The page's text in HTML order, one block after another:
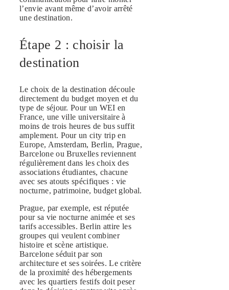
l’envie avant même d’avoir arrêté
une destination.
Étape 2 : choisir la
destination
Le choix de la destination découle
directement du budget moyen et du
type de séjour. Pour un WEI en
France, une ville universitaire à
moins de trois heures de bus suffit
amplement. Pour un city trip en
Europe, Amsterdam, Berlin, Prague,
Barcelone ou Bruxelles reviennent
régulièrement dans les choix des
associations étudiantes, chacune
avec ses atouts spécifiques : vie
nocturne, patrimoine, budget global.
Prague, par exemple, est réputée
pour sa vie nocturne animée et ses
tarifs accessibles. Berlin attire les
groupes qui veulent combiner
histoire et scène artistique.
Barcelone séduit par son
architecture et ses soirées. Le critère
de la proximité des hébergements
avec les quartiers festifs doit peser